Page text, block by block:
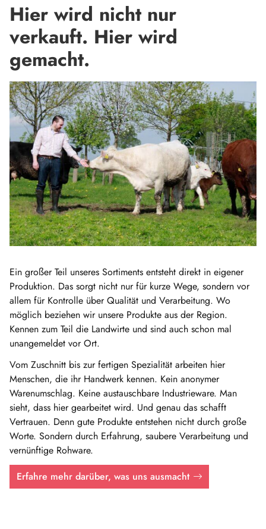
Hier wird nicht nur
verkauft. Hier wird
gemacht.
Ein großer Teil unseres Sortiments entsteht direkt in eigener
Produktion. Das sorgt nicht nur für kurze Wege, sondern vor
allem für Kontrolle über Qualität und Verarbeitung. Wo
möglich beziehen wir unsere Produkte aus der Region.
Kennen zum Teil die Landwirte und sind auch schon mal
unangemeldet vor Ort.
Vom Zuschnitt bis zur fertigen Spezialität arbeiten hier
Menschen, die ihr Handwerk kennen. Kein anonymer
Warenumschlag. Keine austauschbare Industrieware. Man
sieht, dass hier gearbeitet wird. Und genau das schafft
Vertrauen. Denn gute Produkte entstehen nicht durch große
Worte. Sondern durch Erfahrung, saubere Verarbeitung und
vernünftige Rohware.
Erfahre mehr darüber, was uns ausmacht